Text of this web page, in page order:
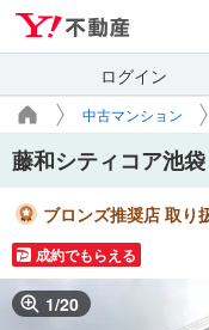
ログイン
中古マンション
藤和シティコア池
ブロンズ推奨店 取り
成約でもらえる
1/20